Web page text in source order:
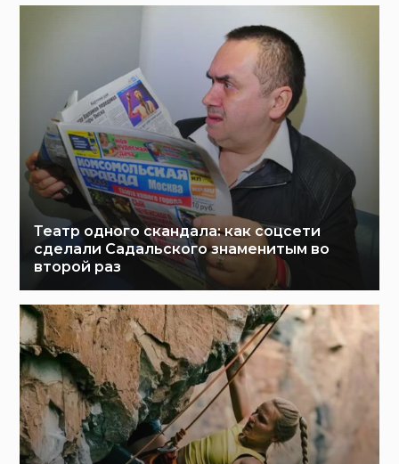
Театр одного скандала: как соцсети
сделали Садальского знаменитым во
второй раз